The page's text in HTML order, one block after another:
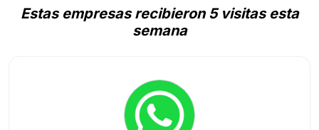
Estas empresas recibieron 5 visitas esta
semana